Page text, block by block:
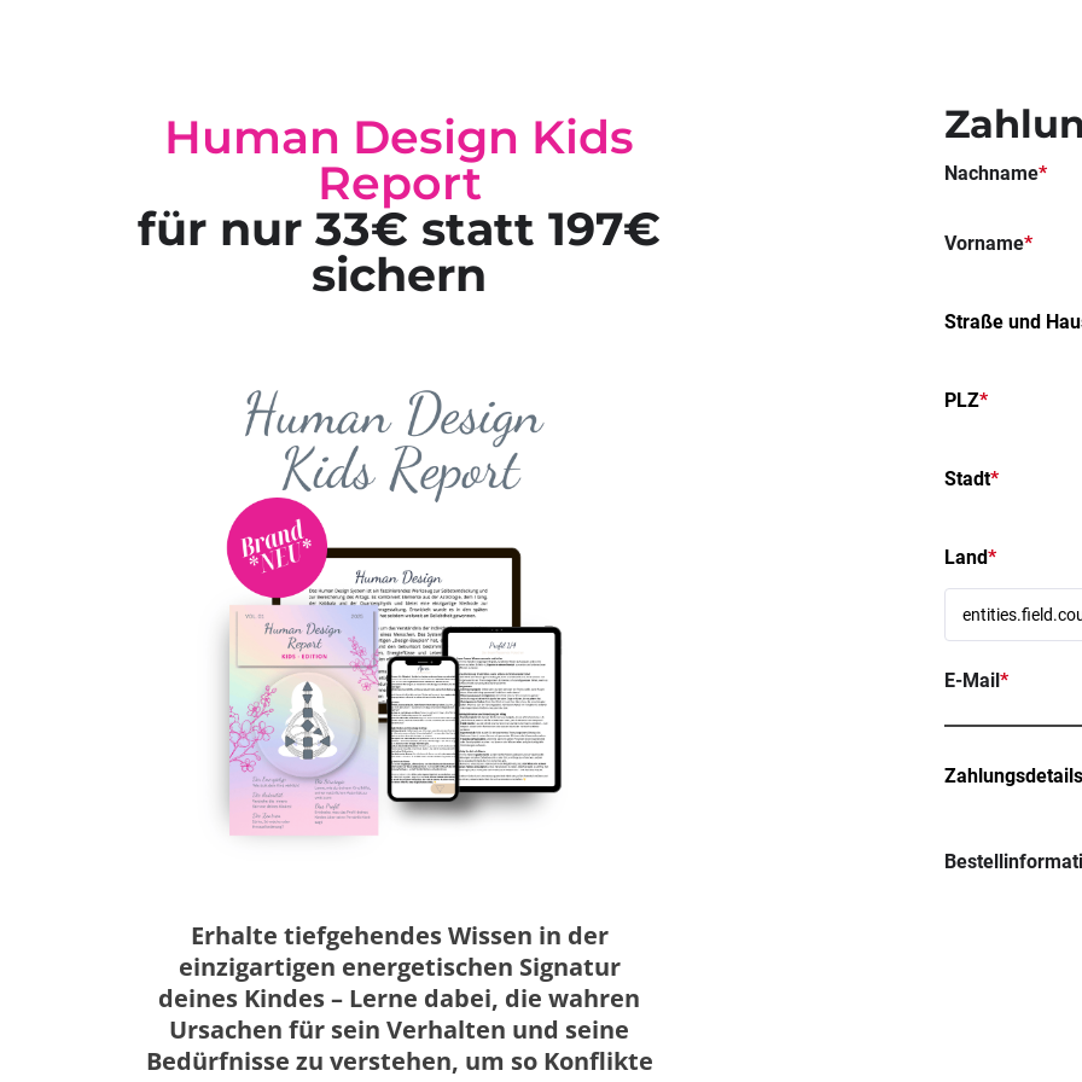
Human Design Kids
Report
für nur 33€ statt 197€
sichern
Erhalte tiefgehendes Wissen in der
einzigartigen energetischen Signatur
deines Kindes – Lerne dabei, die wahren
Ursachen für sein Verhalten und seine
Bedürfnisse zu verstehen, um so Konflikte
Nachname*
Vorname*
Straße und
PLZ*
Stadt*
Land*
E-Mail*
Zahlungsdetails